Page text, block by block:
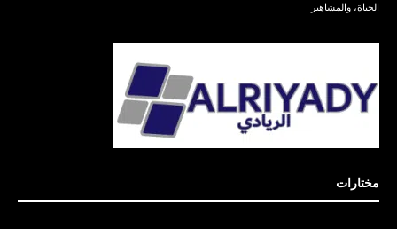
الحياة، والمشاهير
مختارات